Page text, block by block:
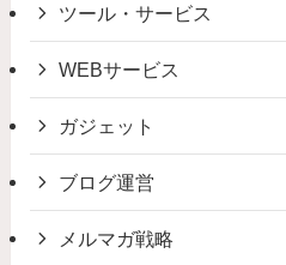
ツール・サービス
WEBサービス
ガジェット
ブログ運営
メルマガ戦略